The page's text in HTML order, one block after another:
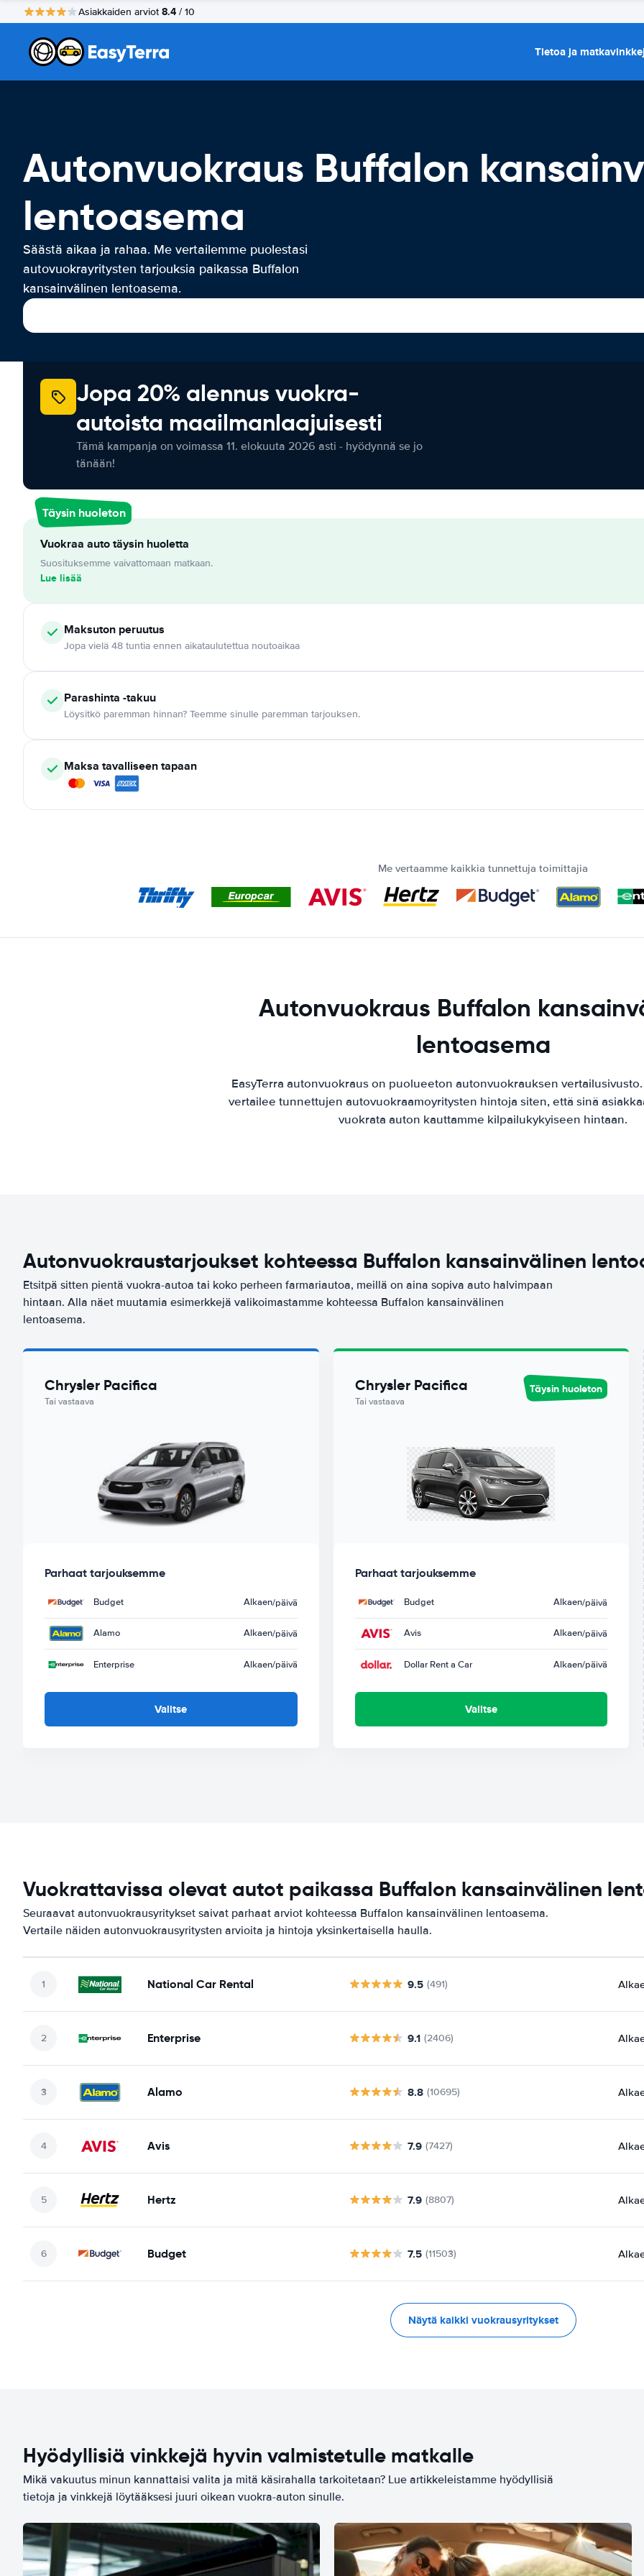
Asiakkaiden arviot 8.4 / 10
Tietoa ja
Autonvuokraus Buffalon
lentoasema
Säästä aikaa ja rahaa. Me vertailemme puolestasi
autovuokrayritysten tarjouksia paikassa Buffalon
kansainvälinen lentoasema.
Jopa 20% alennus vuokra-
autoista maailmanlaajuisesti
Tämä kampanja on voimassa 11. elokuuta 2026 asti - hyödynnä se jo
tänään!
Täysin huoleton
Vuokraa auto täysin huoletta
Suosituksemme vaivattomaan matkaan.
Lue lisää
Maksuton peruutus
Jopa vielä 48 tuntia ennen aikataulutettua noutoaikaa
Parashinta -takuu
Löysitkö paremman hinnan? Teemme sinulle paremman tarjouksen.
Maksa tavalliseen tapaan
Me vertaamme kaikkia tunnettuja toimittajia
Autonvuokraus Buffalon
lentoasema
EasyTerra autonvuokraus on puolueeton autonvuokrauksen
vertailee tunnettujen autovuokraamoyritysten hintoja siten, että sinä
vuokrata auton kauttamme kilpailukykyiseen hintaan.
Autonvuokraustarjoukset kohteessa Buffalon kansainvälinen
Etsitpä sitten pientä vuokra-autoa tai koko perheen farmariautoa, meillä on aina sopiva auto halvimpaan
hintaan. Alla näet muutamia esimerkkejä valikoimastamme kohteessa Buffalon kansainvälinen
lentoasema.
Chrysler Pacifica
Tai vastaava
Parhaat tarjouksemme
Budget Alkaen/päivä
Alamo Alkaen/päivä
Enterprise Alkaen/päivä
Valitse
Chrysler Pacifica
Tai vastaava
Täysin huoleton
Parhaat tarjouksemme
Budget Alkaen/päivä
Avis Alkaen/päivä
Dollar Rent a Car Alkaen/päivä
Valitse
Vuokrattavissa olevat autot paikassa Buffalon kansainvälinen
Seuraavat autonvuokrausyritykset saivat parhaat arviot kohteessa Buffalon kansainvälinen lentoasema.
Vertaile näiden autonvuokrausyritysten arvioita ja hintoja yksinkertaisella haulla.
National Car Rental 9.5 (491)
Enterprise 9.1 (2406)
Alamo 8.8 (10695)
Avis 7.9 (7427)
Hertz 7.9 (8807)
Budget 7.5 (11503)
Näytä kaikki vuokrausyritykset
Hyödyllisiä vinkkejä hyvin valmistetulle matkalle
Mikä vakuutus minun kannattaisi valita ja mitä käsirahalla tarkoitetaan? Lue artikkeleistamme hyödyllisiä
tietoja ja vinkkejä löytääksesi juuri oikean vuokra-auton sinulle.